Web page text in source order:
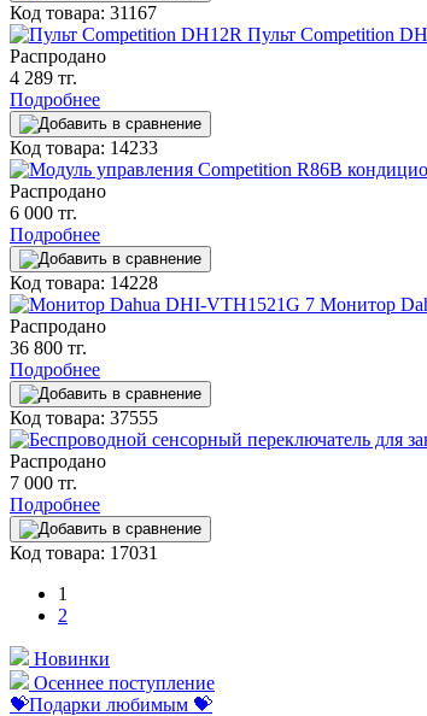
Код товара: 31167
Пульт Competition
Распродано
4 289 тг.
Подробнее
Код товара: 14233
Распродано
6 000 тг.
Подробнее
Код товара: 14228
Монитор
Распродано
36 800 тг.
Подробнее
Код товара: 37555
Распродано
7 000 тг.
Подробнее
Код товара: 17031
1
2
Новинки
Осеннее поступление
💝Подарки любимым 💝